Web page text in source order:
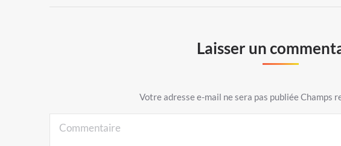
Laisser un
Votre adresse e-mail ne sera pas publiée Champs
Commentaire